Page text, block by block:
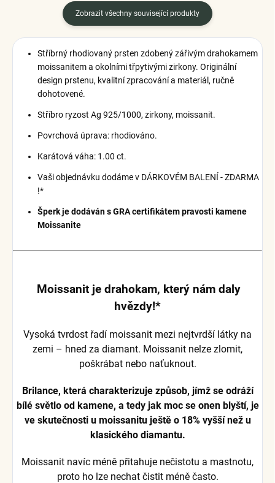
Zobrazit všechny související produkty
Stříbrný rhodiovaný prsten zdobený zářivým drahokamem
moissanitem a okolními třpytivými zirkony. Originální
design prstenu, kvalitní zpracování a materiál, ručně
dohotovené.
Stříbro ryzost Ag 925/1000, zirkony, moissanit.
Povrchová úprava: rhodiováno.
Karátová váha: 1.00 ct.
Vaši objednávku dodáme v DÁRKOVÉM BALENÍ - ZDARMA
!*
Šperk je dodáván s GRA certifikátem pravosti kamene
Moissanite
Moissanit je drahokam, který nám daly
hvězdy!*
Vysoká tvrdost řadí moissanit mezi nejtvrdší látky na
zemi – hned za diamant. Moissanit nelze zlomit,
poškrábat nebo naťuknout.
Brilance, která charakterizuje způsob, jímž se odráží
bílé světlo od kamene, a tedy jak moc se onen blyští, je
ve skutečnosti u moissanitu ještě o 18% vyšší než u
klasického diamantu.
Moissanit navíc méně přitahuje nečistotu a mastnotu,
proto ho lze nechat čistit méně často.